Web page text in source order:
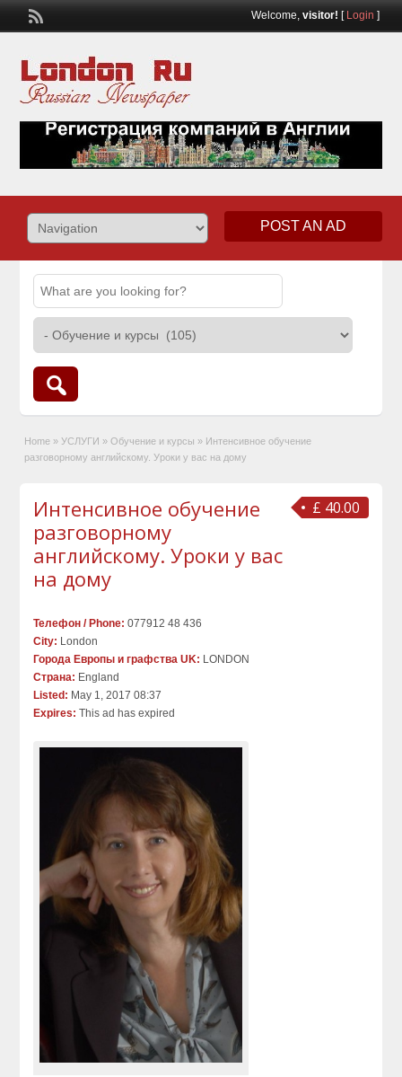
Welcome, visitor! [ Login ]
POST AN AD
Home » УСЛУГИ » Обучение и курсы » Интенсивное обучение
разговорному английскому. Уроки у вас на дому
£ 40.00
Интенсивное обучение
разговорному
английскому. Уроки у вас
на дому
Телефон / Phone: 077912 48 436
City: London
Города Европы и графства UK: LONDON
Страна: England
Listed: May 1, 2017 08:37
Expires: This ad has expired